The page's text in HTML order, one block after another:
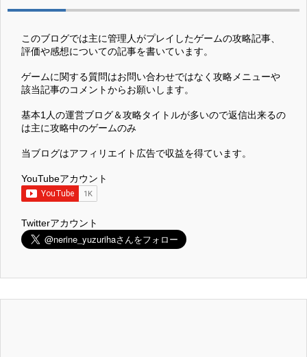
このブログでは主に管理人がプレイしたゲームの攻略記事、
評価や感想についての記事を書いています。
ゲームに関する質問はお問い合わせではなく攻略メニューや
該当記事のコメントからお願いします。
基本1人の運営ブログ＆攻略タイトルが多いので返信出来るの
は主に攻略中のゲームのみ
当ブログはアフィリエイト広告で収益を得ています。
YouTubeアカウント
Twitterアカウント